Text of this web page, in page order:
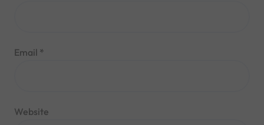
Email *
Website